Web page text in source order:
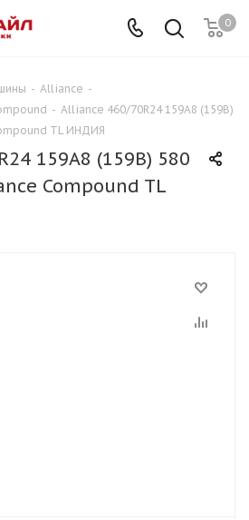
0
- Alliance -
- Alliance 460/70R24 159A8 (159B)
TL ИНДИЯ
159A8 (159B) 580
Compound TL